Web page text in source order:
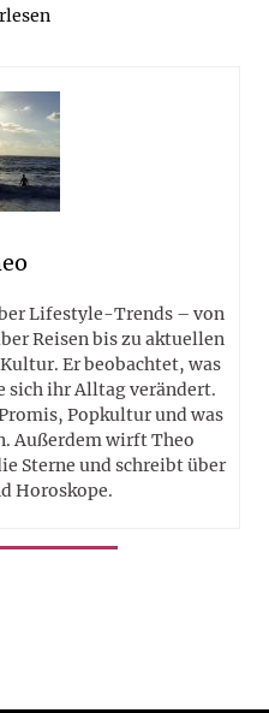
Lifestyle-Trends – von
Reisen bis zu aktuellen
Er beobachtet, was
sich ihr Alltag verändert.
Popkultur und was
Außerdem wirft Theo
Sterne und schreibt über
Horoskope.